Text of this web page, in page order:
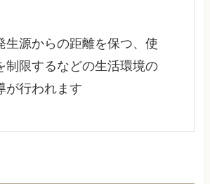
生源からの距離を保つ、使
制限するなどの生活環境の
が行われます